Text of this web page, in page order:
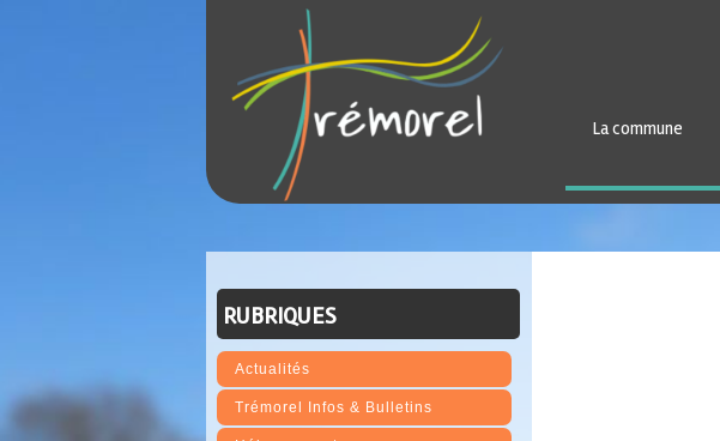
La commune
RUBRIQUES
Actualités
Trémorel Infos & Bulletins